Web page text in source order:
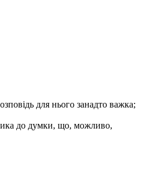
для нього занадто важка;
до думки, що, можливо,